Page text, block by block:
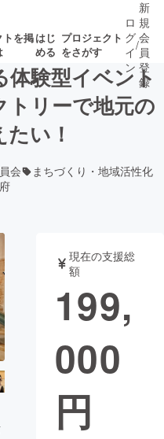
トを掲はじ
める
プロジェクト
をさがす
募集終了が近いプ
ト ゲーム・サ
書籍・雑誌
CAMPFIRE Creation
ロ
グ
イ
ン
/
新
規
会
員
登
録
験型イベント
トリーで地元の
い！
会
まちづくり・地域活性化
現在の支援総
額
199,
000
円